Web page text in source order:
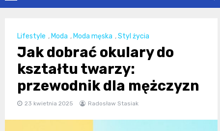
Lifestyle , Moda , Moda męska ,Styl życia
Jak dobrać okulary do
kształtu twarzy:
przewodnik dla mężczyzn
23 kwietnia 2025 Radosław Stasiak